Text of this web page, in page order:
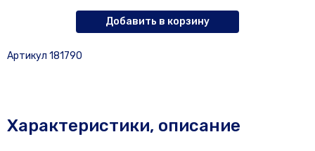
Добавить в корзину
Артикул 181790
Характеристики, описание